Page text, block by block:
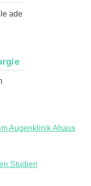
ade
Augenklinik Ahaus
Studien